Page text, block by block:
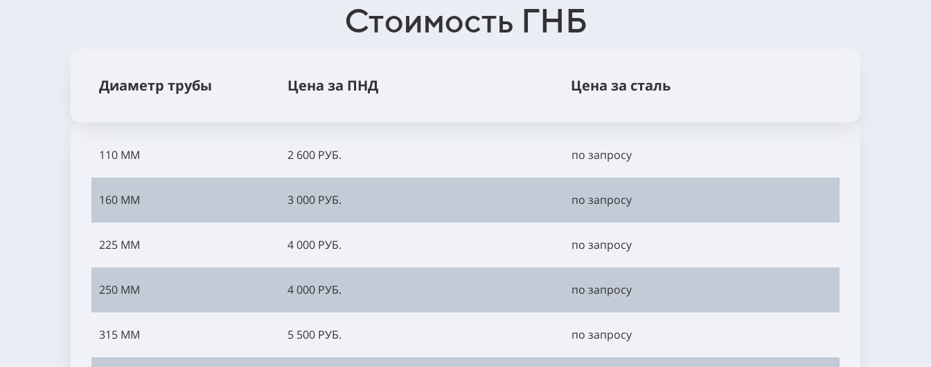
Стоимость ГНБ
Диаметр трубы Цена за ПНД Цена за сталь
110 ММ 2 600 РУБ. по запросу
160 ММ 3 000 РУБ. по запросу
225 ММ 4 000 РУБ. по запросу
250 ММ 4 000 РУБ. по запросу
315 ММ 5 500 РУБ. по запросу